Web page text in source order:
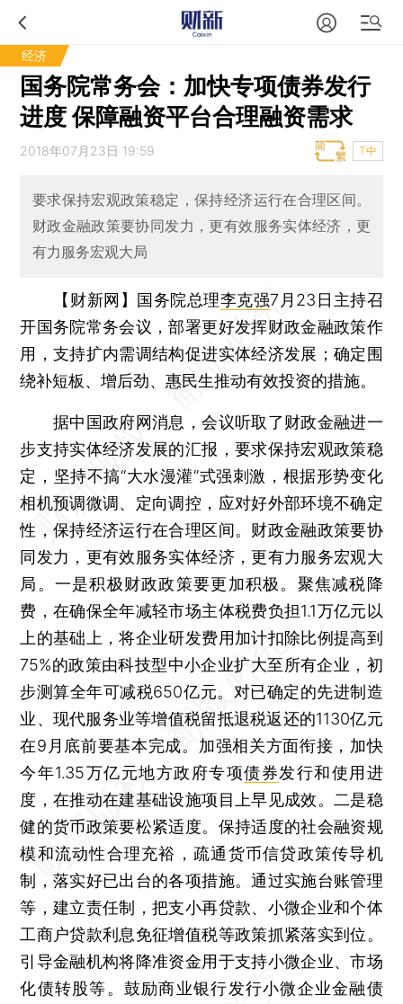
经济
国务院常务会：加快专项债券发行
进度 保障融资平台合理融资需求
2018年07月23日 19:59 T中
要求保持宏观政策稳定，保持经济运行在合理区间。
财政金融政策要协同发力，更有效服务实体经济，更
有力服务宏观大局
【财新网】 国务院总理李克强7月23日主持召
开国务院常务会议，部署更好发挥财政金融政策作
用，支持扩内需调结构促进实体经济发展；确定围
绕补短板、增后劲、惠民生推动有效投资的措施。
据中国政府网消息，会议听取了财政金融进一
步支持实体经济发展的汇报，要求保持宏观政策稳
定，坚持不搞“大水漫灌”式强刺激，根据形势变化
相机预调微调、定向调控，应对好外部环境不确定
性，保持经济运行在合理区间。财政金融政策要协
同发力，更有效服务实体经济，更有力服务宏观大
局。一是积极财政政策要更加积极。聚焦减税降
费，在确保全年减轻市场主体税费负担1.1万亿元以
上的基础上，将企业研发费用加计扣除比例提高到
75%的政策由科技型中小企业扩大至所有企业，初
步测算全年可减税650亿元。对已确定的先进制造
业、现代服务业等增值税留抵退税返还的1130亿元
在9月底前要基本完成。加强相关方面衔接，加快
今年1.35万亿元地方政府专项债券发行和使用进
度，在推动在建基础设施项目上早见成效。二是稳
健的货币政策要松紧适度。保持适度的社会融资规
模和流动性合理充裕，疏通货币信贷政策传导机
制，落实好已出台的各项措施。通过实施台账管理
等，建立责任制，把支小再贷款、小微企业和个体
工商户贷款利息免征增值税等政策抓紧落实到位。
引导金融机构将降准资金用于支持小微企业、市场
化债转股等。鼓励商业银行发行小微企业金融债